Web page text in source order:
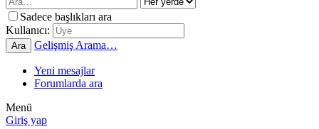
Sadece başlıkları ara
Kullanıcı:
Ara Gelişmiş Arama…
Yeni mesajlar
Forumlarda ara
Menü
Giriş yap